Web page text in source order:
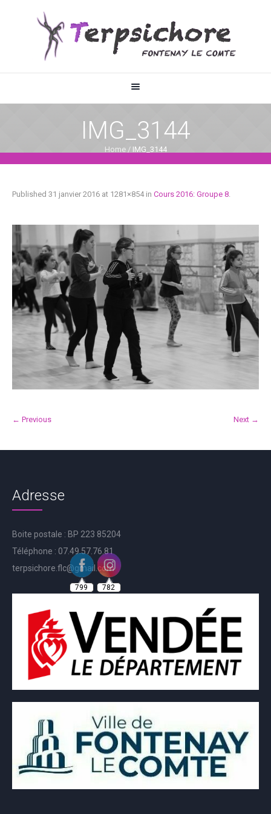
IMG_3144
Home / IMG_3144
Published 31 janvier 2016 at 1281×854 in Cours 2016: Groupe 8.
← Previous Next →
Adresse
Boite postale : BP 223 85204
Téléphone : 07.49.57.76.81
terpsichore.flc@gmail.com
799 782